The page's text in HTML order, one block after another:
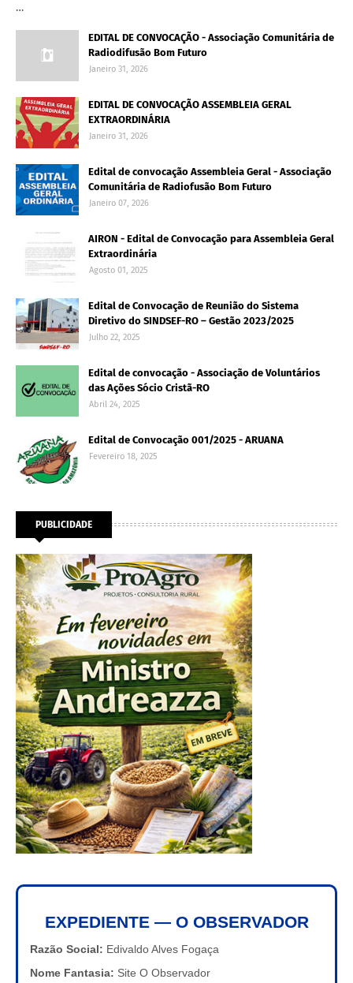
…
EDITAL DE CONVOCAÇÃO - Associação Comunitária de
Radiodifusão Bom Futuro
Janeiro 31, 2026
EDITAL DE CONVOCAÇÃO ASSEMBLEIA GERAL
EXTRAORDINÁRIA
Janeiro 31, 2026
Edital de convocação Assembleia Geral - Associação
Comunitária de Radiofusão Bom Futuro
Janeiro 07, 2026
AIRON - Edital de Convocação para Assembleia Geral
Extraordinária
Agosto 01, 2025
Edital de Convocação de Reunião do Sistema
Diretivo do SINDSEF-RO – Gestão 2023/2025
Julho 22, 2025
Edital de convocação - Associação de Voluntários
das Ações Sócio Cristã-RO
Abril 24, 2025
Edital de Convocação 001/2025 - ARUANA
Fevereiro 18, 2025
PUBLICIDADE
EXPEDIENTE — O OBSERVADOR
Razão Social: Edivaldo Alves Fogaça
Nome Fantasia: Site O Observador